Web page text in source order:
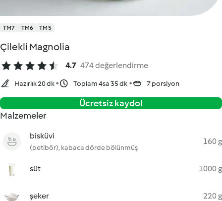
TM7 TM6 TM5
Çilekli Magnolia
4.7 474 değerlendirme
Hazırlık 20 dk Toplam 4sa 35 dk 7 porsiyon
Ücretsiz kaydol
Malzemeler
bisküvi
(petibör), kabaca dörde bölünmüş
160 g
süt 1000 g
şeker 220 g